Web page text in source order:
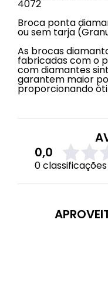
4072
Broca ponta
ou sem tarja
As brocas
fabricadas com o
com diamantes
garantem maior
proporcionando
0,0
0